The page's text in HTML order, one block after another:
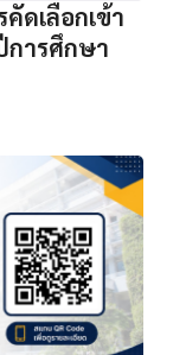
ดเลือกเข้า
การศึกษา